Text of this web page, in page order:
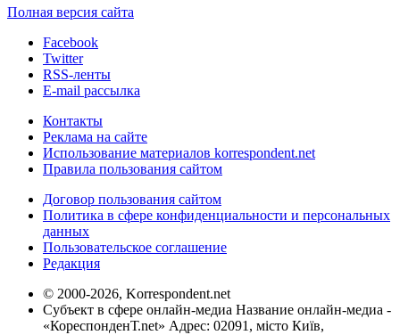
Полная версия сайта
Facebook
Twitter
RSS-ленты
E-mail рассылка
Контакты
Реклама на сайте
Использование материалов korrespondent.net
Правила пользования сайтом
Договор пользования сайтом
Политика в сфере конфиденциальности и персональных
данных
Пользовательское соглашение
Редакция
© 2000-2026, Korrespondent.net
Субъект в сфере онлайн-медиа Название онлайн-медиа -
«КореспонденТ.net» Адрес: 02091, місто Київ,